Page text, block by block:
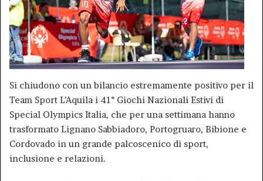
Si chiudono con un bilancio estremamente positivo per il
Team Sport L’Aquila i 41° Giochi Nazionali Estivi di
Special Olympics Italia, che per una settimana hanno
trasformato Lignano Sabbiadoro, Portogruaro, Bibione e
Cordovado in un grande palcoscenico di sport,
inclusione e relazioni.